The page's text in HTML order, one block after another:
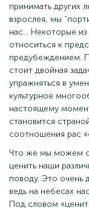
принимать других
взрослея, мы
нас... Некоторые
относиться к
предубеждением.
стоит двойная
упражняться в
культурное
настоящему
становится
соотношения рас
Что же мы можем
ценить наши
поводу. Это очень
ведь на небесах
Под словом